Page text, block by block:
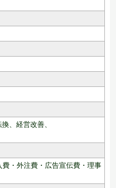
、 経営改善、
・外注費・広告宣伝費・理事